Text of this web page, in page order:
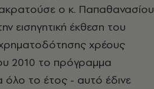
ο κ. Παπαθανασίου
εισηγητική έκθεση του
χρέους
2010 το πρόγραμμα
όλο το έτος - αυτό έδινε